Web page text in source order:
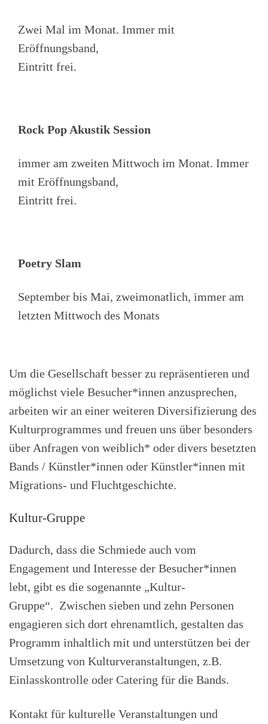
Zwei Mal im Monat. Immer mit
Eröffnungsband,
Eintritt frei.
Rock Pop Akustik Session
immer am zweiten Mittwoch im Monat. Immer
mit Eröffnungsband,
Eintritt frei.
Poetry Slam
September bis Mai, zweimonatlich, immer am
letzten Mittwoch des Monats
Um die Gesellschaft besser zu repräsentieren und
möglichst viele Besucher*innen anzusprechen,
arbeiten wir an einer weiteren Diversifizierung des
Kulturprogrammes und freuen uns über besonders
über Anfragen von weiblich* oder divers besetzten
Bands / Künstler*innen oder Künstler*innen mit
Migrations- und Fluchtgeschichte.
Kultur-Gruppe
Dadurch, dass die Schmiede auch vom
Engagement und Interesse der Besucher*innen
lebt, gibt es die sogenannte „Kultur-
Gruppe“. Zwischen sieben und zehn Personen
engagieren sich dort ehrenamtlich, gestalten das
Programm inhaltlich mit und unterstützen bei der
Umsetzung von Kulturveranstaltungen, z.B.
Einlasskontrolle oder Catering für die Bands.
Kontakt für kulturelle Veranstaltungen und